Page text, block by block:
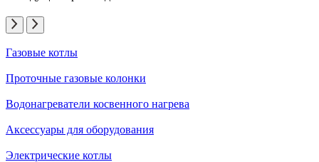
Газовые котлы
Проточные газовые колонки
Водонагреватели косвенного нагрева
Аксессуары для оборудования
Электрические котлы